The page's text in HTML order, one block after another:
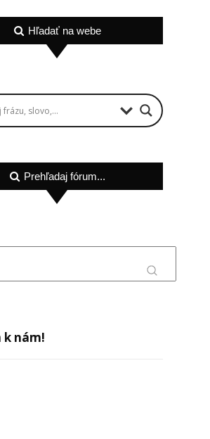
Hľadať na webe
Prehľadaj fórum...
k nám!